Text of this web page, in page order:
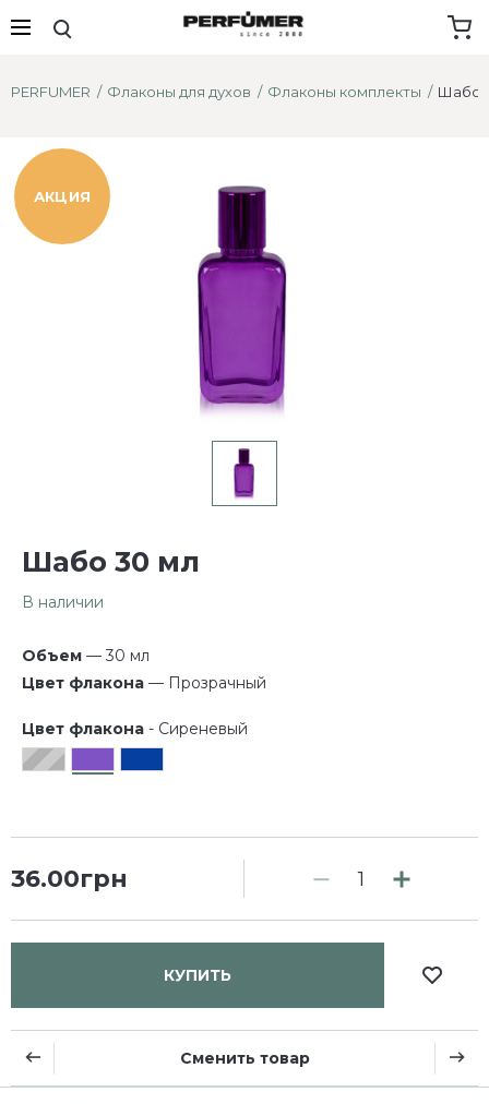
PERFUMER Флаконы для духов Флаконы комплекты Шабо
АКЦИЯ
Шабо 30 мл
В наличии
Объем
— 30 мл
Цвет флакона
— Прозрачный
Цвет флакона - Сиреневый
36.00грн
КУПИТЬ
Сменить товар